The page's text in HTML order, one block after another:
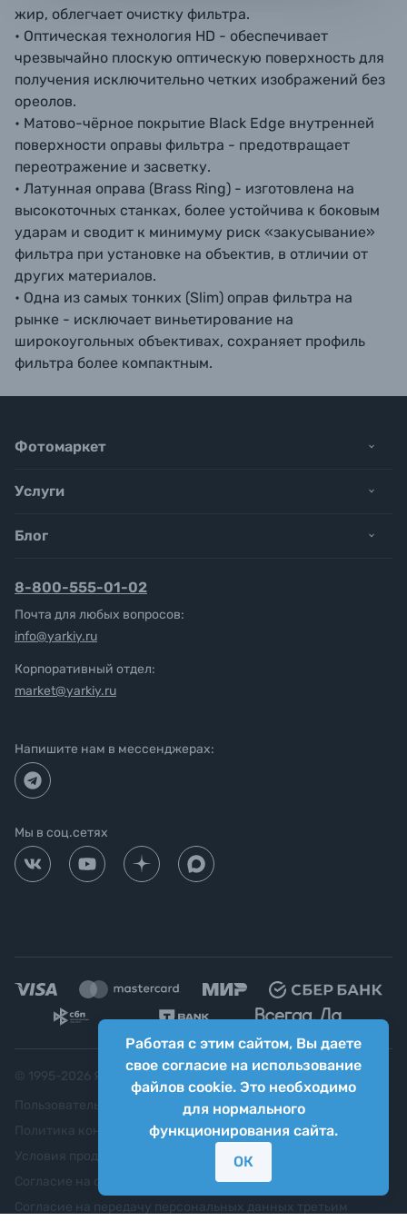
жир, облегчает очистку фильтра.
• Оптическая технология HD - обеспечивает
чрезвычайно плоскую оптическую поверхность для
получения исключительно четких изображений без
ореолов.
• Матово-чёрное покрытие Black Edge внутренней
поверхности оправы фильтра - предотвращает
переотражение и засветку.
• Латунная оправа (Brass Ring) - изготовлена на
высокоточных станках, более устойчива к боковым
ударам и сводит к минимуму риск «закусывание»
фильтра при установке на объектив, в отличии от
других материалов.
• Одна из самых тонких (Slim) оправ фильтра на
рынке - исключает виньетирование на
широкоугольных объективах, сохраняет профиль
фильтра более компактным.
Работая с этим сайтом, Вы даете
свое согласие на использование
файлов cookie. Это необходимо
для нормального
функционирования сайта.
ОК
Фотомаркет
Услуги
Блог
8-800-555-01-02
Почта для любых вопросов:
info@yarkiy.ru
Корпоративный отдел:
market@yarkiy.ru
Напишите нам в мессенджерах:
Мы в соц.сетях
Яркий фотомаркет ("Яркий Мир")
Пользовательское соглашение
Политика конфиденциальности
Согласие на обработку персональных данных
Согласие на передачу персональных данных третьим